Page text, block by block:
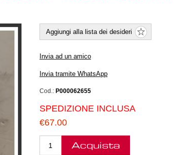
Aggiungi alla lista dei desideri
Invia ad un amico
Invia tramite WhatsApp
Cod.: P000062655
SPEDIZIONE INCLUSA
€67.00
Acquista